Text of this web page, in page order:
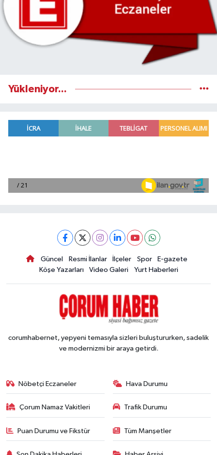
Yükleniyor...
Güncel Resmi İlanlar İlçeler Spor
E-gazete
Köşe Yazarları
Video Galeri Yurt Haberleri
corumhabernet, yepyeni temasıyla sizleri buluştururken, sadelik
ve modernizmi bir araya getirdi.
Nöbetçi Eczaneler Hava Durumu
Çorum Namaz Vakitleri Trafik Durumu
Puan Durumu ve Fikstür Tüm Manşetler